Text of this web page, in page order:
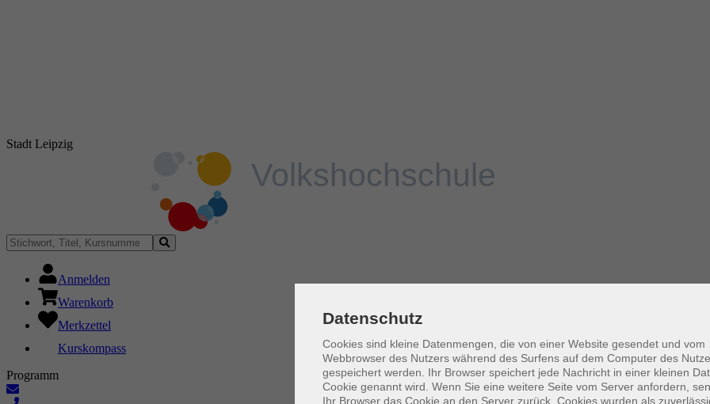
Stadt Leipzig
Anmelden
Warenkorb
Merkzettel
Kurskompass
Programm
Datenschutz
Cookies sind kleine Datenmengen, die von einer Website gesendet und vom
Webbrowser des Nutzers während des Surfens auf dem Computer des
gespeichert werden. Ihr Browser speichert jede Nachricht in einer kleinen
Cookie genannt wird. Wenn Sie eine weitere Seite vom Server anfordern,
Ihr Browser das Cookie an den Server zurück. Cookies wurden als